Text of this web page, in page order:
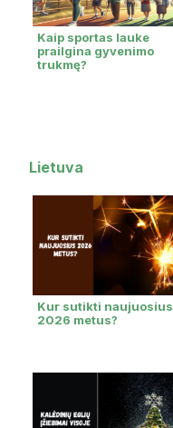
Kaip sportas lauke
prailgina gyvenimo
trukmę?
Lietuva
Kur sutikti naujuosius
2026 metus?